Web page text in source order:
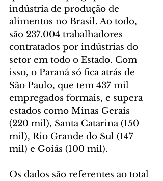
indústria de produção de
alimentos no Brasil. Ao todo,
são 237.004 trabalhadores
contratados por indústrias do
setor em todo o Estado. Com
isso, o Paraná só fica atrás de
São Paulo, que tem 437 mil
empregados formais, e supera
estados como Minas Gerais
(220 mil), Santa Catarina (150
mil), Rio Grande do Sul (147
mil) e Goiás (100 mil).
Os dados são referentes ao total